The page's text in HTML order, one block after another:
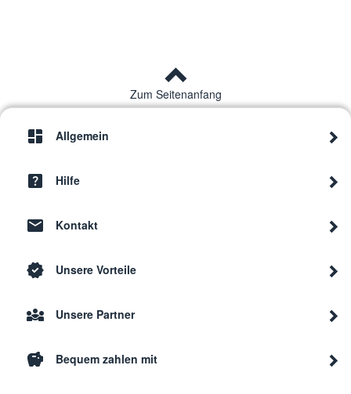
Zum Seitenanfang
Allgemein
Hilfe
Kontakt
Unsere Vorteile
Unsere Partner
Bequem zahlen mit